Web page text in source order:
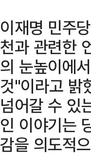
이재명 민주
천과 관련한
의 눈높이에
것"이라고 밝
넘어갈 수 있
인 이야기는
감을 의도적